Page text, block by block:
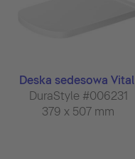
Deska sedesowa Vital
DuraStyle #006231
379 x 507 mm